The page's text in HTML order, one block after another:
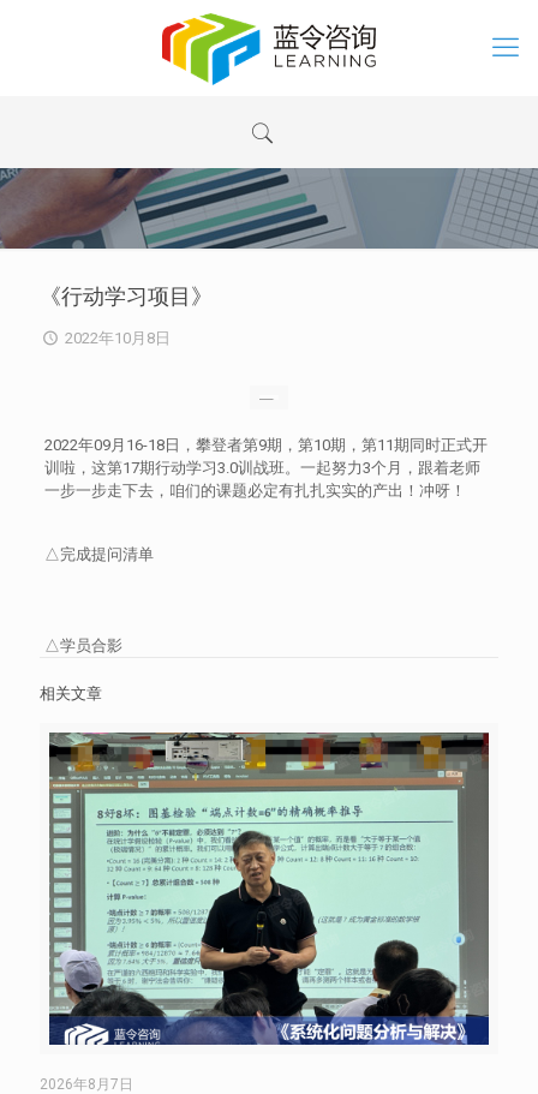
《行动学习项目》
2022年10月8日
2022年09月16-18日，攀登者第9期，第10期，第11期同时正式开
训啦，这第17期行动学习3.0训战班。一起努力3个月，跟着老师
一步一步走下去，咱们的课题必定有扎扎实实的产出！冲呀！
△完成提问清单
△学员合影
相关文章
2026年8月7日